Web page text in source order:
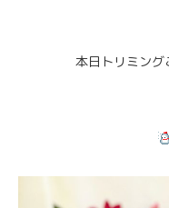
本日トリミング